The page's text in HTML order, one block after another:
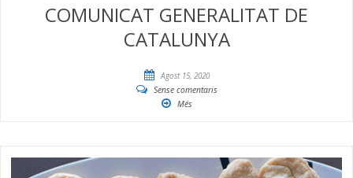
COMUNICAT GENERALITAT DE
CATALUNYA
Agost 15, 2020
Sense comentaris
Més